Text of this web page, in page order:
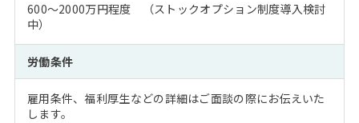
600～2000万円程度 （ストックオプション制度導入検討
中）
労働条件
雇用条件、福利厚生などの詳細はご面談の際にお伝えいた
します。